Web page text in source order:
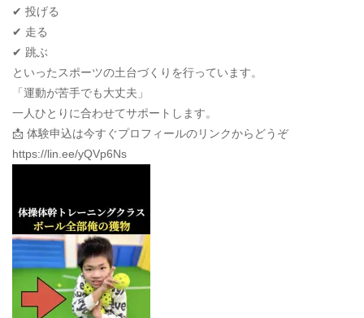
✔ 投げる
✔ 走る
✔ 跳ぶ
といったスポーツの土台づくりを行っています。
「運動が苦手でも大丈夫」
一人ひとりに合わせてサポートします。
📩 体験申込は今すぐプロフィールのリンクからどうぞ
https://lin.ee/yQVp6Ns